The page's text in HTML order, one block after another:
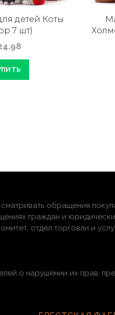
детей Коты
7 шт)
обращения
граждан и
отдел торговли и
о нарушении их прав,